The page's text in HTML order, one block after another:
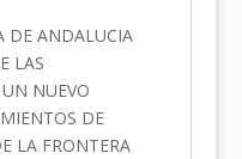
DE ANDALUCIA
LAS
NUEVO
DE
LA FRONTERA